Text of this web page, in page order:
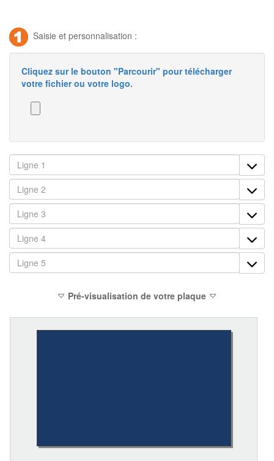
Saisie et personnalisation :
Cliquez sur le bouton "Parcourir" pour télécharger
votre fichier ou votre logo.
Pré-visualisation de votre plaque